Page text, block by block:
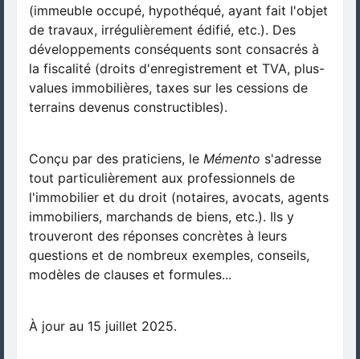
(immeuble occupé, hypothéqué, ayant fait l'objet
de travaux, irrégulièrement édifié, etc.). Des
développements conséquents sont consacrés à
la fiscalité (droits d'enregistrement et TVA, plus-
values immobilières, taxes sur les cessions de
terrains devenus constructibles).
Conçu par des praticiens, le Mémento s'adresse
tout particulièrement aux professionnels de
l'immobilier et du droit (notaires, avocats, agents
immobiliers, marchands de biens, etc.). Ils y
trouveront des réponses concrètes à leurs
questions et de nombreux exemples, conseils,
modèles de clauses et formules...
À jour au 15 juillet 2025.